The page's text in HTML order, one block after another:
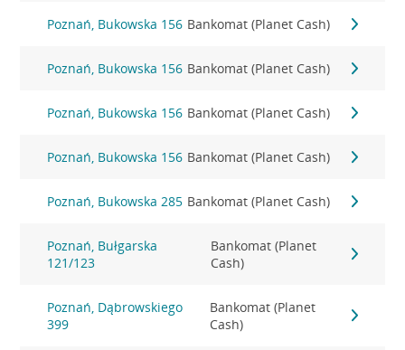
Poznań, Bukowska 156 Bankomat (Planet Cash)
Poznań, Bukowska 156 Bankomat (Planet Cash)
Poznań, Bukowska 156 Bankomat (Planet Cash)
Poznań, Bukowska 156 Bankomat (Planet Cash)
Poznań, Bukowska 285 Bankomat (Planet Cash)
Poznań, Bułgarska
121/123
Bankomat (Planet
Cash)
Poznań, Dąbrowskiego
399
Bankomat (Planet
Cash)